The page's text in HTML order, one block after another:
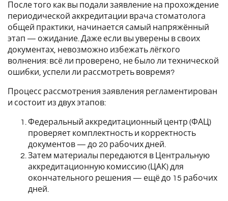
После того как вы подали заявление на прохождение
периодической аккредитации врача стоматолога
общей практики, начинается самый напряжённый
этап — ожидание. Даже если вы уверены в своих
документах, невозможно избежать лёгкого
волнения: всё ли проверено, не было ли технической
ошибки, успели ли рассмотреть вовремя?
Процесс рассмотрения заявления регламентирован
и состоит из двух этапов:
Федеральный аккредитационный центр (ФАЦ)
проверяет комплектность и корректность
документов — до 20 рабочих дней.
Затем материалы передаются в Центральную
аккредитационную комиссию (ЦАК) для
окончательного решения — ещё до 15 рабочих
дней.